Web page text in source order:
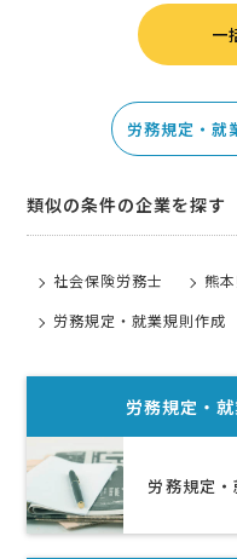
一
労務規定・就
類似の条件の企業を探す
社会保険労務士
熊
労務規定・就業規則作成
労務規定・
労務規定